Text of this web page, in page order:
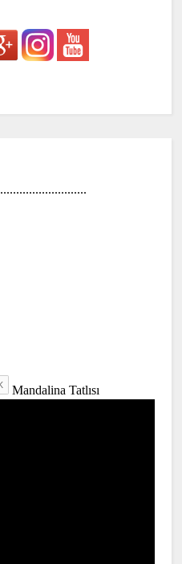
...........................
Mandalina Tatlısı